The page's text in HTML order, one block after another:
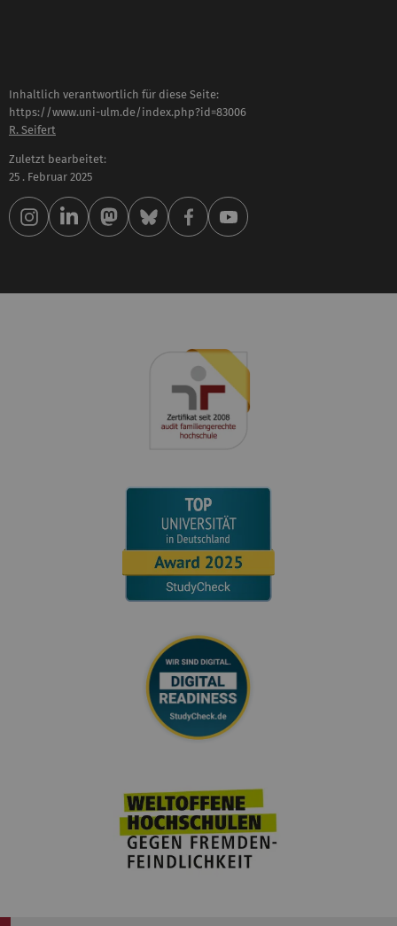
Inhaltlich verantwortlich für diese Seite:
https://www.uni-ulm.de/index.php?id=83006
R. Seifert
Zuletzt bearbeitet:
25 . Februar 2025